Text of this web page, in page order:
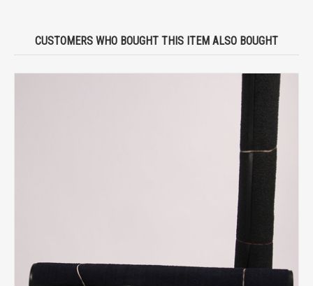
CUSTOMERS WHO BOUGHT THIS ITEM ALSO BOUGHT